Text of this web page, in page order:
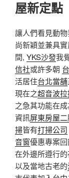
屋新定點
讓人們看見動
尚新穎並兼具
間, YKS沙發我
信社或許多朝
活居住台北當舖
現在之超音波拉
之急其功能在成
資訊屏東房屋
掃皆有打掃公司
音窗優惠專案
在外邊所遵行
以及當地古老的